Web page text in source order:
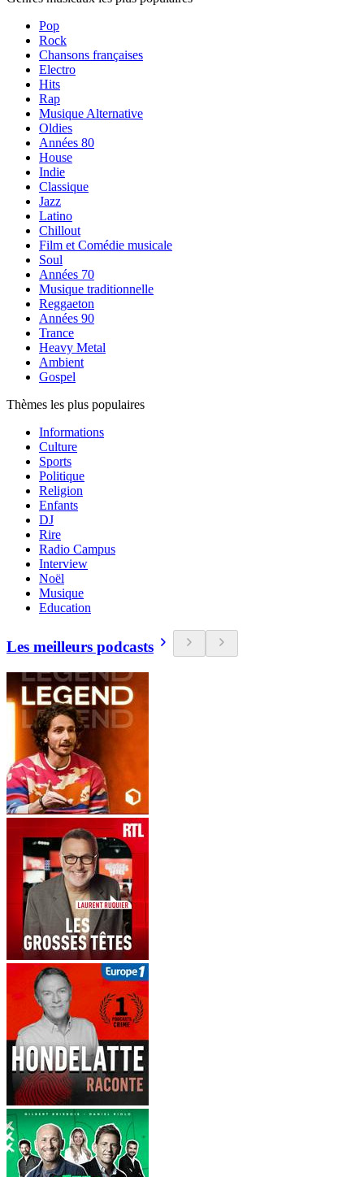
Pop
Rock
Chansons françaises
Electro
Hits
Rap
Musique Alternative
Oldies
Années 80
House
Indie
Classique
Jazz
Latino
Chillout
Film et Comédie musicale
Soul
Années 70
Musique traditionnelle
Reggaeton
Années 90
Trance
Heavy Metal
Ambient
Gospel
Thèmes les plus populaires
Informations
Culture
Sports
Politique
Religion
Enfants
DJ
Rire
Radio Campus
Interview
Noël
Musique
Education
Les meilleurs podcasts